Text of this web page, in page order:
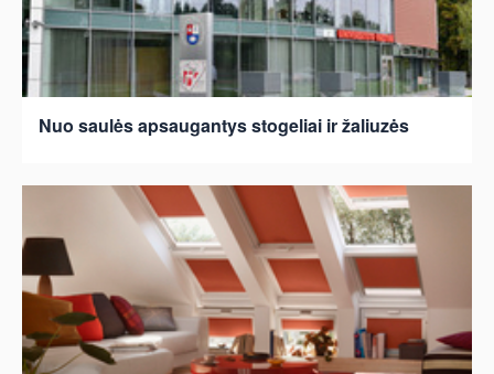
Nuo saulės apsaugantys stogeliai ir žaliuzės